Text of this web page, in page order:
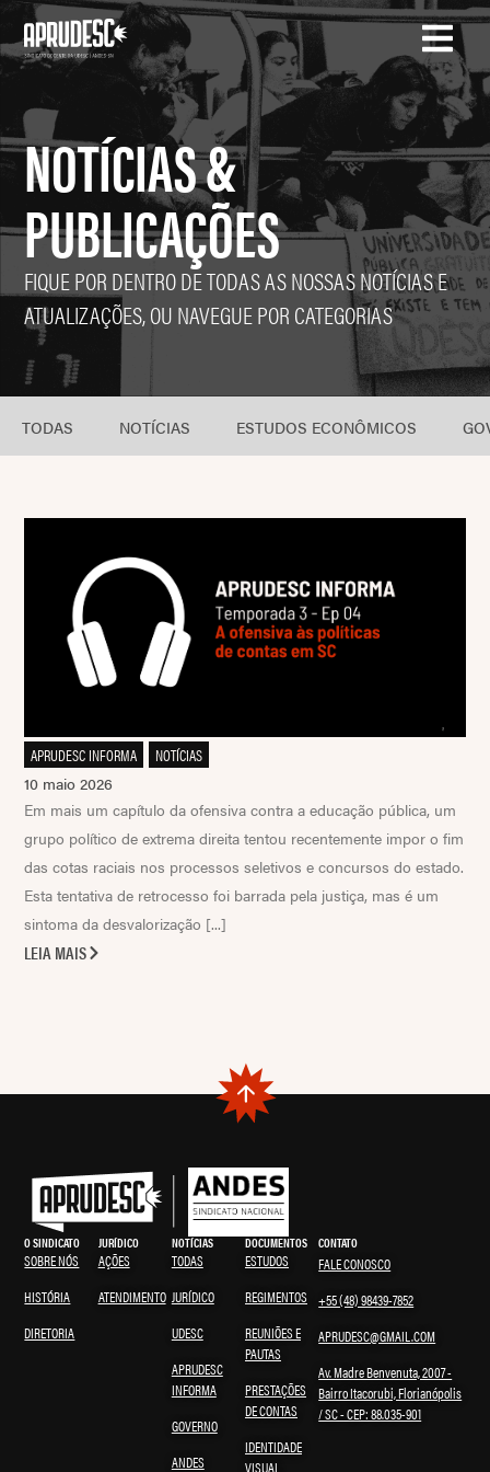
NOTÍCIAS &
PUBLICAÇÕES
FIQUE POR DENTRO DE TODAS AS NOSSAS NOTÍCIAS E
ATUALIZAÇÕES, OU NAVEGUE POR CATEGORIAS
TODAS NOTÍCIAS ESTUDOS ECONÔMICOS
APRUDESC INFORMA
NOTÍCIAS
10 maio 2026
Em mais um capítulo da ofensiva contra a educação pública, um
grupo político de extrema direita tentou recentemente impor o fim
das cotas raciais nos processos seletivos e concursos do estado.
Esta tentativa de retrocesso foi barrada pela justiça, mas é um
sintoma da desvalorização [...]
LEIA MAIS
O SINDICATO
SOBRE NÓS
HISTÓRIA
DIRETORIA
JURÍDICO
AÇÕES
ATENDIMENTO
NOTÍCIAS
TODAS
JURÍDICO
UDESC
APRUDESC
INFORMA
GOVERNO
ANDES
DOCUMENTOS
ESTUDOS
REGIMENTOS
REUNIÕES E
PAUTAS
PRESTAÇÕES
DE CONTAS
IDENTIDADE
VISUAL
CONTATO
FALE CONOSCO
+55 (48) 98439-7852
APRUDESC@GMAIL.COM
Av. Madre Benvenuta, 2007 -
Bairro Itacorubi, Florianópolis
/ SC - CEP: 88.035-901